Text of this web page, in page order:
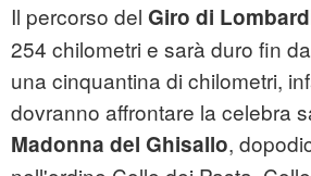
Il percorso del Giro di
254 chilometri e sarà duro fin
una cinquantina di chilometri,
dovranno affrontare la celebra
Madonna del Ghisallo,